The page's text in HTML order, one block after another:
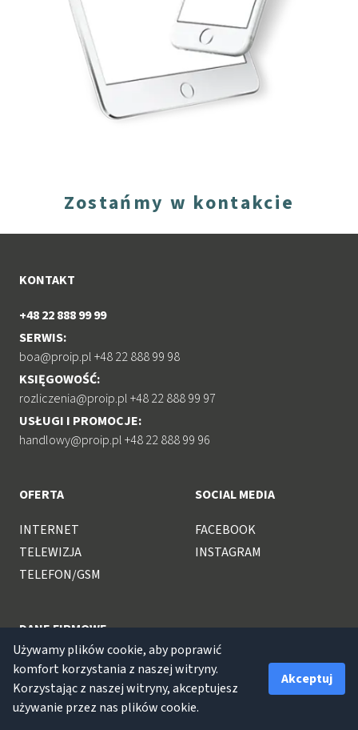
Zostańmy w kontakcie
KONTAKT
+48 22 888 99 99
SERWIS:
boa@proip.pl +48 22 888 99 98
KSIĘGOWOŚĆ:
rozliczenia@proip.pl +48 22 888 99 97
USŁUGI I PROMOCJE:
handlowy@proip.pl +48 22 888 99 96
OFERTA
INTERNET
TELEWIZJA
TELEFON/GSM
SOCIAL MEDIA
FACEBOOK
INSTAGRAM
DANE FIRMOWE
GŁÓWNA SIEDZIBA:
ul. Staszica 47 05-092 Łomianki +48 22 888 99 99
Używamy plików cookie, aby poprawić
komfort korzystania z naszej witryny.
Korzystając z naszej witryny, akceptujesz
używanie przez nas plików cookie.
Akceptuj